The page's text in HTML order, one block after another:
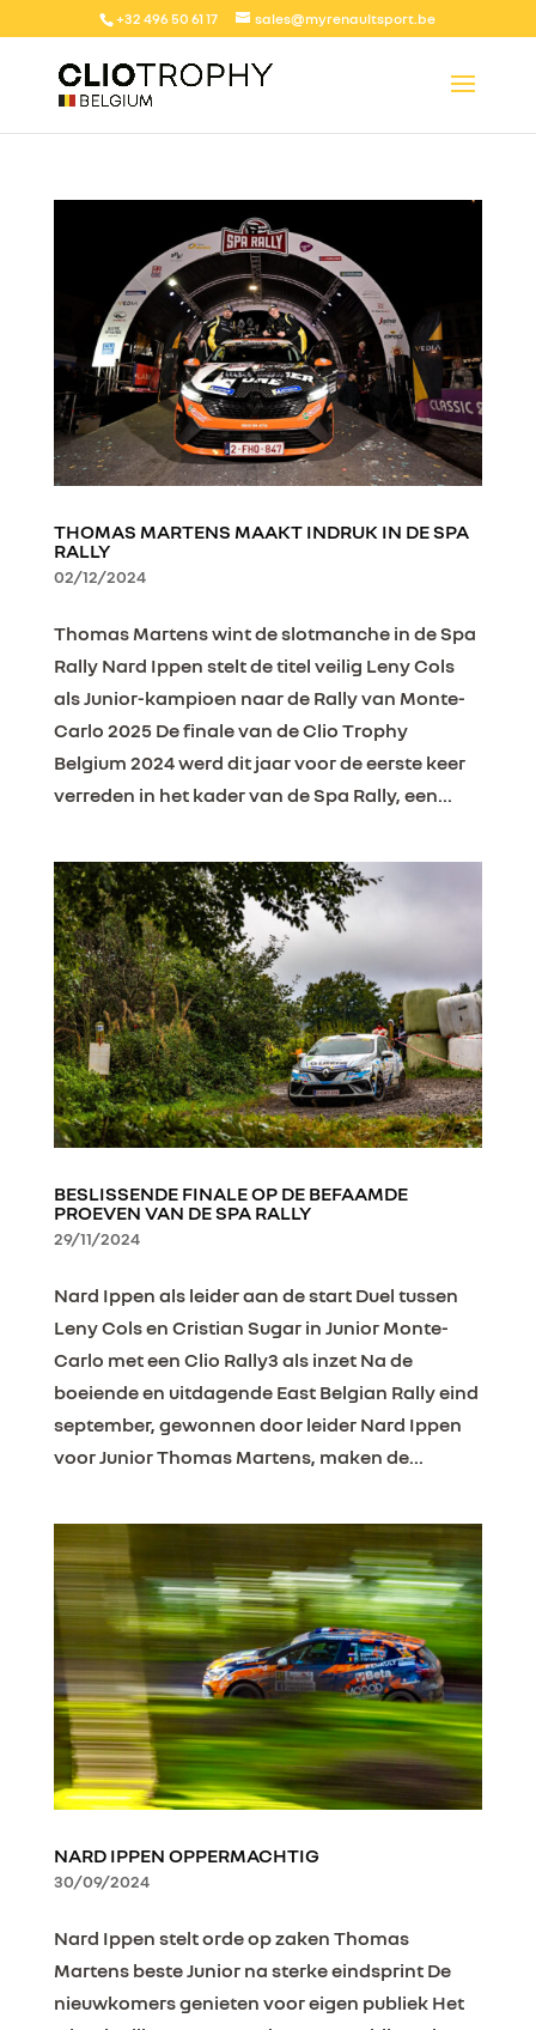
+32 496 50 61 17 sales@myrenaultsport.be
THOMAS MARTENS MAAKT INDRUK IN DE SPA
RALLY
02/12/2024
Thomas Martens wint de slotmanche in de Spa
Rally Nard Ippen stelt de titel veilig Leny Cols
als Junior-kampioen naar de Rally van Monte-
Carlo 2025 De finale van de Clio Trophy
Belgium 2024 werd dit jaar voor de eerste keer
verreden in het kader van de Spa Rally, een...
BESLISSENDE FINALE OP DE BEFAAMDE
PROEVEN VAN DE SPA RALLY
29/11/2024
Nard Ippen als leider aan de start Duel tussen
Leny Cols en Cristian Sugar in Junior Monte-
Carlo met een Clio Rally3 als inzet Na de
boeiende en uitdagende East Belgian Rally eind
september, gewonnen door leider Nard Ippen
voor Junior Thomas Martens, maken de...
NARD IPPEN OPPERMACHTIG
30/09/2024
Nard Ippen stelt orde op zaken Thomas
Martens beste Junior na sterke eindsprint De
nieuwkomers genieten voor eigen publiek Het